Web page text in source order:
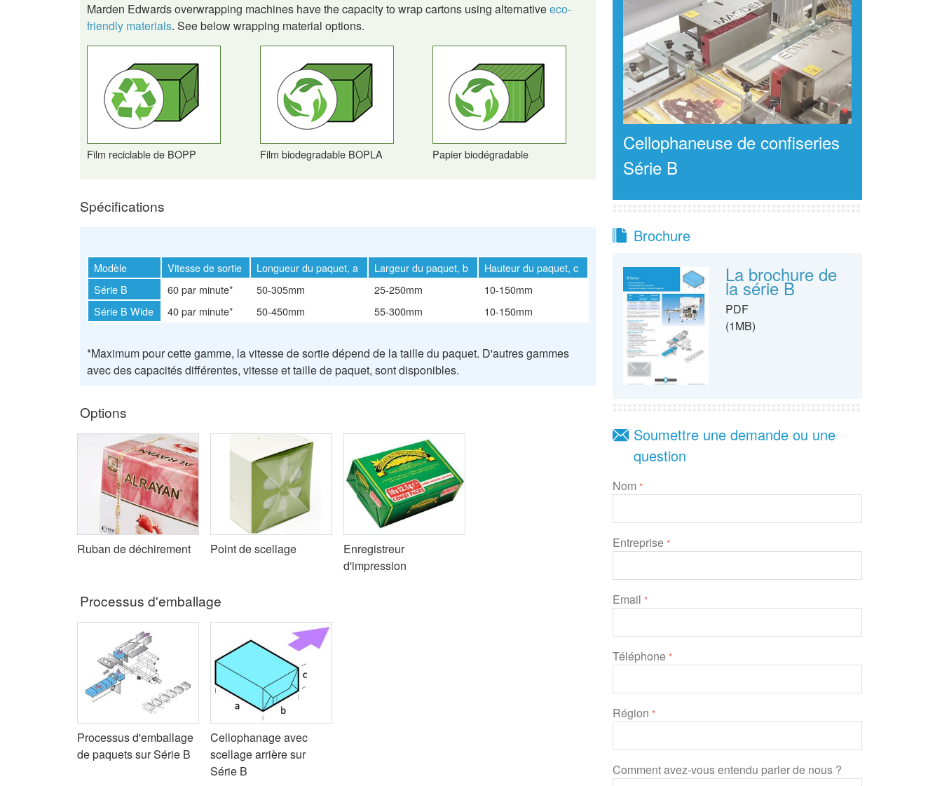
Marden Edwards overwrapping machines have the capacity to wrap cartons using alternativeeco-
friendly materials. See below wrapping material options.
Film reciclable de BOPP Film biodegradable BOPLA Papier biodégradable
Spécifications
Modèle Vitesse de sortie Longueur du paquet, a Largeur du paquet, b
Hauteur du paquet, c
Série B
60 par minute* 50-305mm 25-250mm
10-150mm
Série B Wide
40 par minute* 50-450mm 55-300mm 10-150mm
*Maximum pour cette gamme, la vitesse de sortie dépend de la taille du paquet. D'autres gammes
avec des capacités différentes, vitesse et taille de paquet, sont disponibles.
Options
Ruban de déchirement Point de scellage
Enregistreur
d'impression
Processus d'emballage
Processus d'emballage
de paquets sur Série B
Cellophanage avec
scellage arrière sur
Série B
Cellophaneuse de confiseries
Série B
Brochure
La brochure de
la série B
PDF
(1MB)
Soumettre une demande ou une
question
Nom *
Entreprise *
Email *
Téléphone *
Région *
Comment avez-vous entendu parler de nous ?